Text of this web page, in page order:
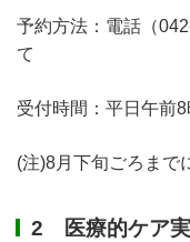
予約方法：電話（
て
受付時間：平日午前
(注)8月下旬ごろまで
2 医療的ケア